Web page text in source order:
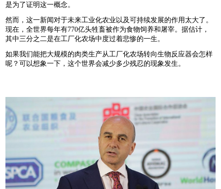
是为了证明这一概念。
然而，这一新闻对于未来工业化农业以及可持续发展的作用太大了。
现在，全世界每年有770亿头牲畜被作为食物饲养和屠宰。据估计，
其中三分之二是在工厂化农场中度过着悲惨的一生。
如果我们能把大规模的肉类生产从工厂化农场转向生物反应器会怎样
呢？可以想象一下，这个世界会减少多少残忍的现象发生。